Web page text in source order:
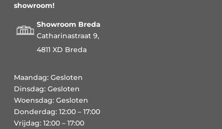
showroom!
Showroom Breda
Catharinastraat 9,
4811 XD Breda
Maandag: Gesloten
Dinsdag: Gesloten
Woensdag: Gesloten
Donderdag: 12:00 – 17:00
Vrijdag: 12:00 – 17:00